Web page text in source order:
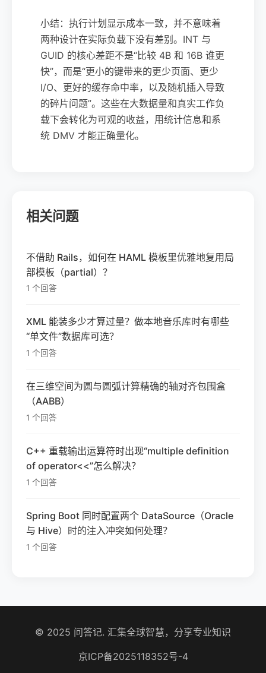
小结：执行计划显示成本一致，并不意味着
两种设计在实际负载下没有差别。INT 与
GUID 的核心差距不是“比较 4B 和 16B 谁更
快”，而是“更小的键带来的更少页面、更少
I/O、更好的缓存命中率，以及随机插入导致
的碎片问题”。这些在大数据量和真实工作负
载下会转化为可观的收益，用统计信息和系
统 DMV 才能正确量化。
相关问题
不借助 Rails，如何在 HAML 模板里优雅地复用局
部模板（partial）？
1 个回答
XML 能装多少才算过量？做本地音乐库时有哪些
“单文件”数据库可选？
1 个回答
在三维空间为圆与圆弧计算精确的轴对齐包围盒
（AABB）
1 个回答
C++ 重载输出运算符时出现“multiple definition
of operator<<”怎么解决？
1 个回答
Spring Boot 同时配置两个 DataSource（Oracle
与 Hive）时的注入冲突如何处理？
1 个回答
© 2025 问答记. 汇集全球智慧，分享专业知识
京ICP备2025118352号-4